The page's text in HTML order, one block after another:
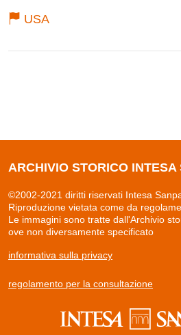
USA
ARCHIVIO STORICO INTESA
©2002-2021 diritti riservati Intesa
Riproduzione vietata come da
Le immagini sono tratte dall'Archivio
ove non diversamente specificato
informativa sulla privacy
regolamento per la consultazione